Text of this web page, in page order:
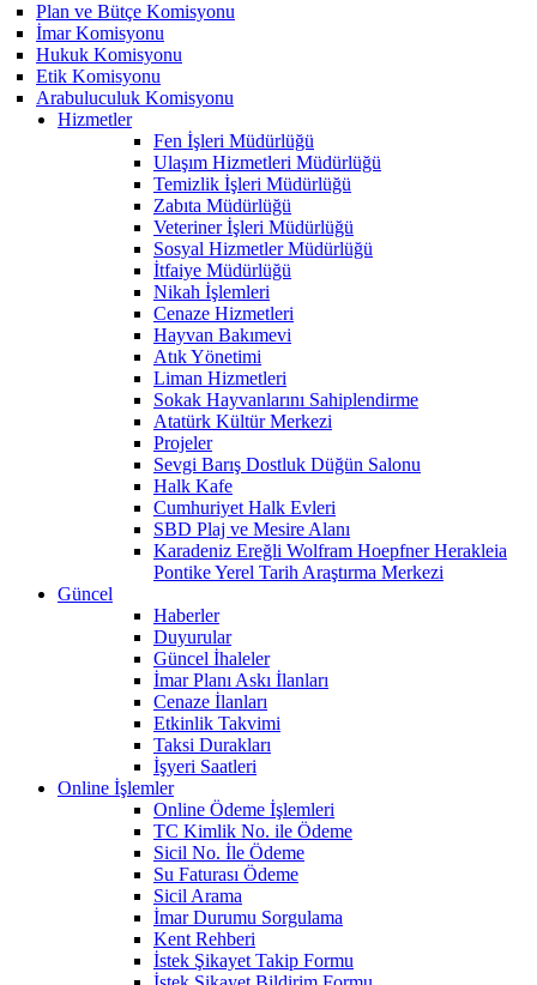
Plan ve Bütçe Komisyonu
İmar Komisyonu
Hukuk Komisyonu
Etik Komisyonu
Arabuluculuk Komisyonu
Hizmetler
Fen İşleri Müdürlüğü
Ulaşım Hizmetleri Müdürlüğü
Temizlik İşleri Müdürlüğü
Zabıta Müdürlüğü
Veteriner İşleri Müdürlüğü
Sosyal Hizmetler Müdürlüğü
İtfaiye Müdürlüğü
Nikah İşlemleri
Cenaze Hizmetleri
Hayvan Bakımevi
Atık Yönetimi
Liman Hizmetleri
Sokak Hayvanlarını Sahiplendirme
Atatürk Kültür Merkezi
Projeler
Sevgi Barış Dostluk Düğün Salonu
Halk Kafe
Cumhuriyet Halk Evleri
SBD Plaj ve Mesire Alanı
Karadeniz Ereğli Wolfram Hoepfner Herakleia
Pontike Yerel Tarih Araştırma Merkezi
Güncel
Haberler
Duyurular
Güncel İhaleler
İmar Planı Askı İlanları
Cenaze İlanları
Etkinlik Takvimi
Taksi Durakları
İşyeri Saatleri
Online İşlemler
Online Ödeme İşlemleri
TC Kimlik No. ile Ödeme
Sicil No. İle Ödeme
Su Faturası Ödeme
Sicil Arama
İmar Durumu Sorgulama
Kent Rehberi
İstek Şikayet Takip Formu